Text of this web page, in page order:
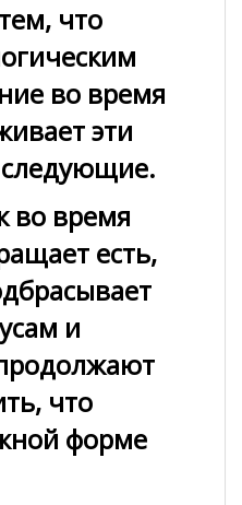
что
во время
эти
следующие.
во время
есть,
и
что
форме